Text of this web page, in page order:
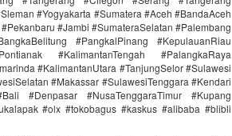
#Yogyakarta #Sumatera #Aceh #BandaAceh
#Jambi #SumateraSelatan #Palembang
#PangkalPinang #KepulauanRiau
#KalimantanTengah #PalangkaRaya
#KalimantanUtara #TanjungSelor #Sulawesi
#Makassar #SulawesiTenggara #Kendari
#Denpasar #NusaTenggaraTimur #Kupang
#olx #tokobagus #kaskus #alibaba #blibli